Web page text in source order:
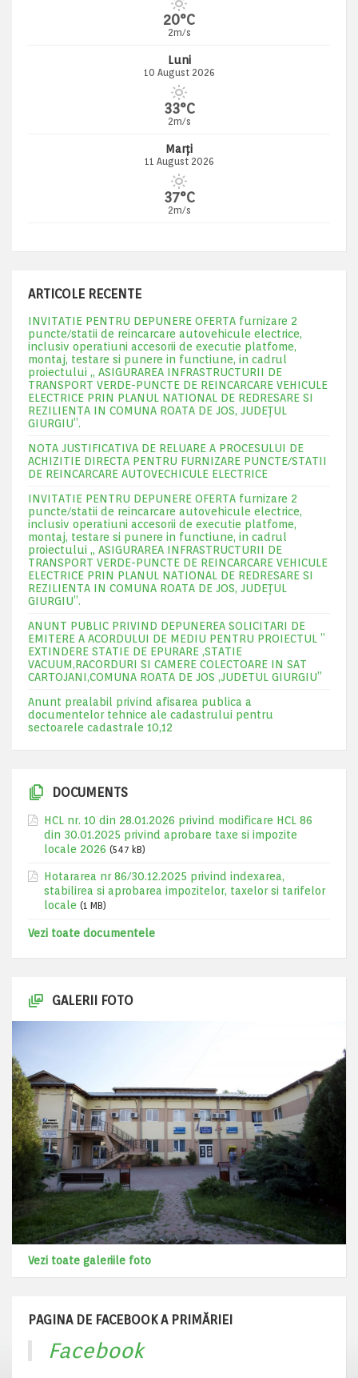
20°C
2m/s
Luni
10 August 2026
33°C
2m/s
Marți
11 August 2026
37°C
2m/s
ARTICOLE RECENTE
INVITATIE PENTRU DEPUNERE OFERTA furnizare 2
puncte/statii de reincarcare autovehicule electrice,
inclusiv operatiuni accesorii de executie platfome,
montaj, testare si punere in functiune, in cadrul
proiectului „ ASIGURAREA INFRASTRUCTURII DE
TRANSPORT VERDE-PUNCTE DE REINCARCARE VEHICULE
ELECTRICE PRIN PLANUL NATIONAL DE REDRESARE SI
REZILIENTA IN COMUNA ROATA DE JOS, JUDEŢUL
GIURGIU”.
NOTA JUSTIFICATIVA DE RELUARE A PROCESULUI DE
ACHIZITIE DIRECTA PENTRU FURNIZARE PUNCTE/STATII
DE REINCARCARE AUTOVECHICULE ELECTRICE
INVITATIE PENTRU DEPUNERE OFERTA furnizare 2
puncte/statii de reincarcare autovehicule electrice,
inclusiv operatiuni accesorii de executie platfome,
montaj, testare si punere in functiune, in cadrul
proiectului „ ASIGURAREA INFRASTRUCTURII DE
TRANSPORT VERDE-PUNCTE DE REINCARCARE VEHICULE
ELECTRICE PRIN PLANUL NATIONAL DE REDRESARE SI
REZILIENTA IN COMUNA ROATA DE JOS, JUDEŢUL
GIURGIU”.
ANUNT PUBLIC PRIVIND DEPUNEREA SOLICITARI DE
EMITERE A ACORDULUI DE MEDIU PENTRU PROIECTUL ”
EXTINDERE STATIE DE EPURARE ,STATIE
VACUUM,RACORDURI SI CAMERE COLECTOARE IN SAT
CARTOJANI,COMUNA ROATA DE JOS ,JUDETUL GIURGIU”
Anunt prealabil privind afisarea publica a
documentelor tehnice ale cadastrului pentru
sectoarele cadastrale 10,12
DOCUMENTS
HCL nr. 10 din 28.01.2026 privind modificare HCL 86
din 30.01.2025 privind aprobare taxe si impozite
locale 2026 (547 kB)
Hotararea nr 86/30.12.2025 privind indexarea,
stabilirea si aprobarea impozitelor, taxelor si tarifelor
locale (1 MB)
Vezi toate documentele
GALERII FOTO
Vezi toate galeriile foto
PAGINA DE FACEBOOK A PRIMĂRIEI
Facebook